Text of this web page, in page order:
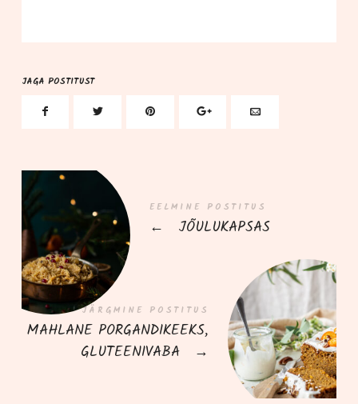
JAGA POSTITUST
EELMINE POSTITUS
← JÕULUKAPSAS
JÄRGMINE POSTITUS
MAHLANE PORGANDIKEEKS,
GLUTEENIVABA
→